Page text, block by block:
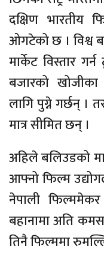
दक्षिण भारतीय
ओगटेको छ । विश्व
मार्केट विस्तार
बजारको
लागि पुग्ने गर्छन् ।
मात्र सीमित छन् ।
अहिले बलिउडको
आफ्नो फिल्म
नेपाली
बहानामा अति
तिनै फिल्ममा